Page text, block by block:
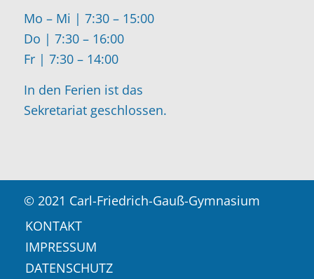
Mo – Mi | 7:30 – 15:00
Do | 7:30 – 16:00
Fr | 7:30 – 14:00
In den Ferien ist das
Sekretariat geschlossen.
© 2021 Carl-Friedrich-Gauß-Gymnasium
KONTAKT
IMPRESSUM
DATENSCHUTZ